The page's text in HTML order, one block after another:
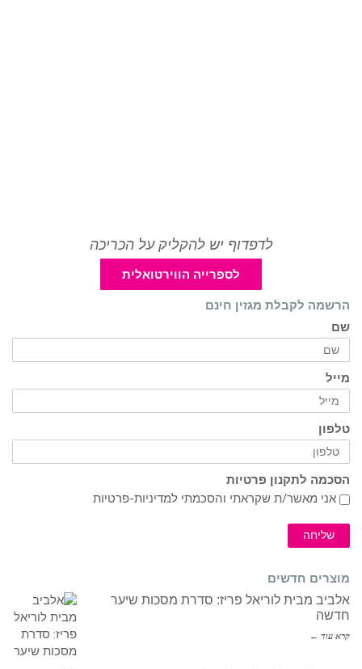
לדפדוף יש להקליק על הכריכה
לספרייה הווירטואלית
הרשמה לקבלת מגזין חינם
שם
מייל
טלפון
הסכמה לתקנון פרטיות
אני מאשר/ת שקראתי והסכמתי למדיניות-פרטיות
שליחה
מוצרים חדשים
אלביב מבית לוריאל פריז: סדרת מסכות שיער
חדשה
קרא עוד ←